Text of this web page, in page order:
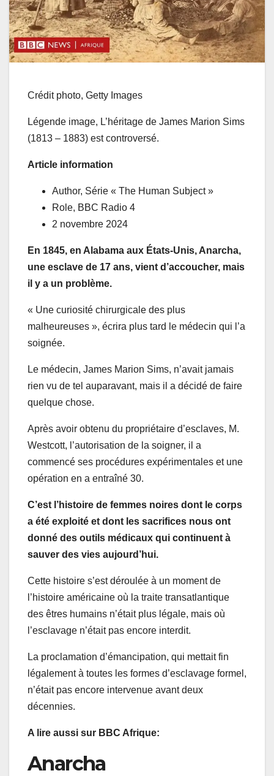
Crédit photo, Getty Images
Légende image, L’héritage de James Marion Sims
(1813 – 1883) est controversé.
Article information
Author, Série « The Human Subject »
Role, BBC Radio 4
2 novembre 2024
En 1845, en Alabama aux États-Unis, Anarcha,
une esclave de 17 ans, vient d’accoucher, mais
il y a un problème.
« Une curiosité chirurgicale des plus
malheureuses », écrira plus tard le médecin qui l’a
soignée.
Le médecin, James Marion Sims, n’avait jamais
rien vu de tel auparavant, mais il a décidé de faire
quelque chose.
Après avoir obtenu du propriétaire d’esclaves, M.
Westcott, l’autorisation de la soigner, il a
commencé ses procédures expérimentales et une
opération en a entraîné 30.
C’est l’histoire de femmes noires dont le corps
a été exploité et dont les sacrifices nous ont
donné des outils médicaux qui continuent à
sauver des vies aujourd’hui.
Cette histoire s’est déroulée à un moment de
l’histoire américaine où la traite transatlantique
des êtres humains n’était plus légale, mais où
l’esclavage n’était pas encore interdit.
La proclamation d’émancipation, qui mettait fin
légalement à toutes les formes d’esclavage formel,
n’était pas encore intervenue avant deux
décennies.
A lire aussi sur BBC Afrique:
Anarcha